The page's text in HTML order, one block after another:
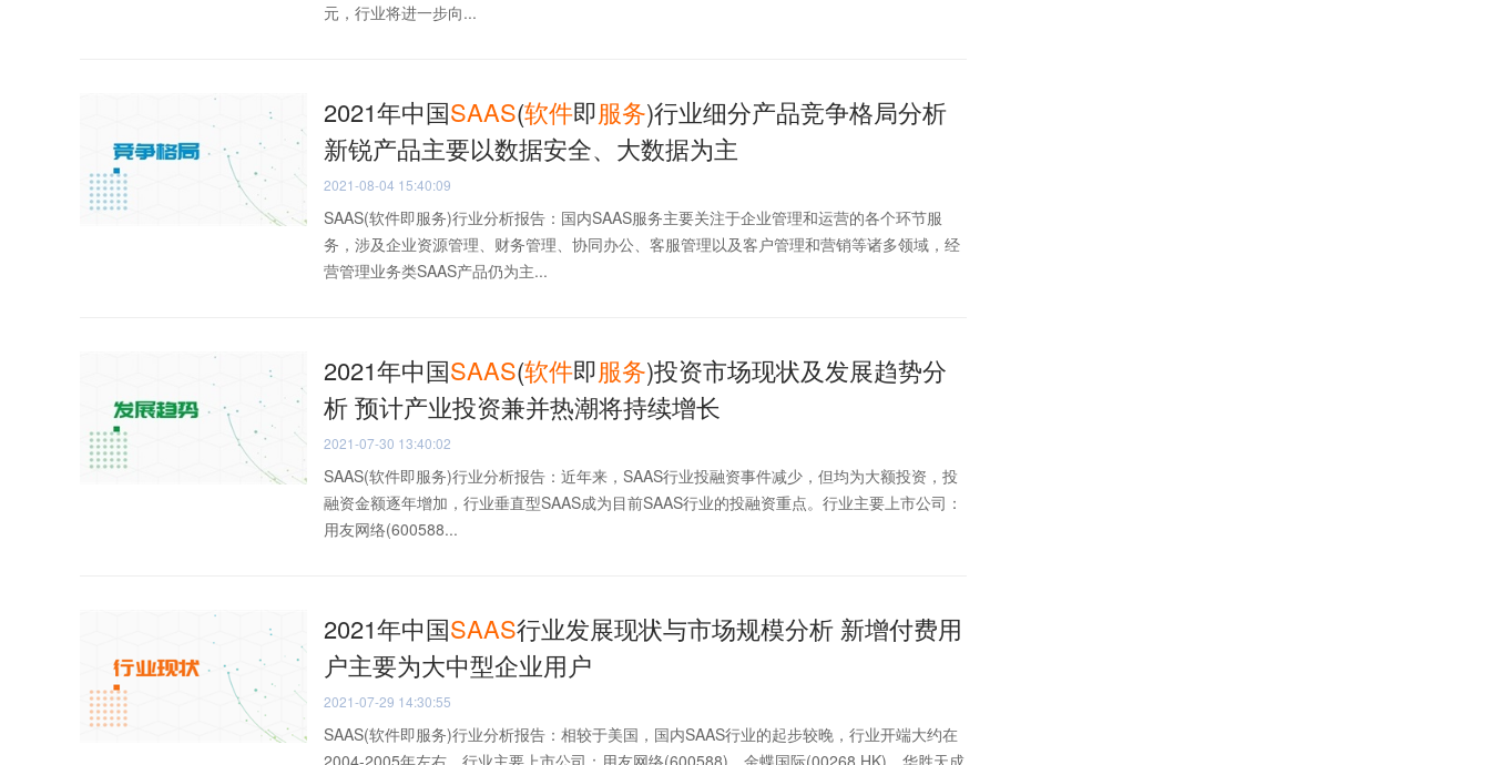
元，行业将进一步向...
2021年中国SAAS(软件即服务)行业细分产品竞争格局分析
新锐产品主要以数据安全、大数据为主
2021-08-04 15:40:09
SAAS(软件即服务)行业分析报告：国内SAAS服务主要关注于企业管理和运营的各个环节服
务，涉及企业资源管理、财务管理、协同办公、客服管理以及客户管理和营销等诸多领域，经
营管理业务类SAAS产品仍为主...
2021年中国SAAS(软件即服务)投资市场现状及发展趋势分
析 预计产业投资兼并热潮将持续增长
2021-07-30 13:40:02
SAAS(软件即服务)行业分析报告：近年来，SAAS行业投融资事件减少，但均为大额投资，投
融资金额逐年增加，行业垂直型SAAS成为目前SAAS行业的投融资重点。行业主要上市公司：
用友网络(600588...
2021年中国SAAS行业发展现状与市场规模分析 新增付费用
户主要为大中型企业用户
2021-07-29 14:30:55
SAAS(软件即服务)行业分析报告：相较于美国，国内SAAS行业的起步较晚，行业开端大约在
2004-2005年左右。行业主要上市公司：用友网络(600588)、金蝶国际(00268.HK)、华胜天成